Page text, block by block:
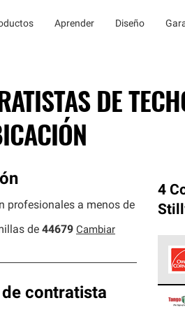
Aprender Diseño
DE
profesionales a menos de
de 44679 Cambiar
contratista
4